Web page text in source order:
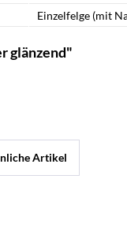
Einzelfelge (mit
glänzend"
Artikel